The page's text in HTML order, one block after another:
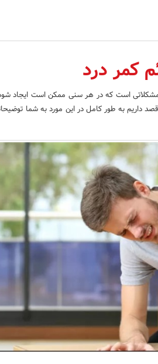
کمر درد
است که در هر سنی ممکن است ایجاد
داریم به طور کامل در این مورد به شما